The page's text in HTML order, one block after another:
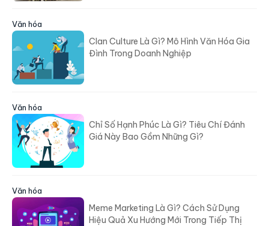
Văn hóa
Clan Culture Là Gì? Mô Hình Văn Hóa Gia
Đình Trong Doanh Nghiệp
Văn hóa
Chỉ Số Hạnh Phúc Là Gì? Tiêu Chí Đánh
Giá Này Bao Gồm Những Gì?
Văn hóa
Meme Marketing Là Gì? Cách Sử Dụng
Hiệu Quả Xu Hướng Mới Trong Tiếp Thị